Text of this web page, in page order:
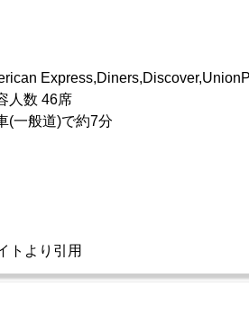
人数 46席
(一般道)で約7分
トより引用